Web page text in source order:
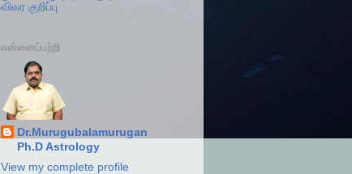
விவர குறிப்பு
என்னைப்பற்றி
Dr.Murugubalamurugan
Ph.D Astrology
View my complete profile